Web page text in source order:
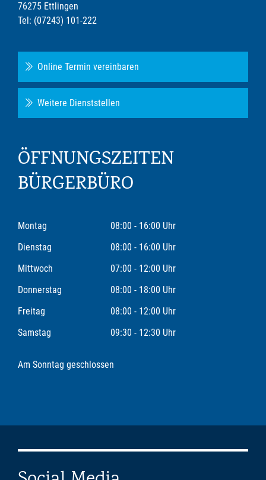
76275 Ettlingen
Tel: (07243) 101-222
Online Termin vereinbaren
Weitere Dienststellen
ÖFFNUNGSZEITEN
BÜRGERBÜRO
Montag
08:00 - 16:00 Uhr
Dienstag
08:00 - 16:00 Uhr
Mittwoch
07:00 - 12:00 Uhr
Donnerstag
08:00 - 18:00 Uhr
Freitag
08:00 - 12:00 Uhr
Samstag
09:30 - 12:30 Uhr
Am Sonntag geschlossen